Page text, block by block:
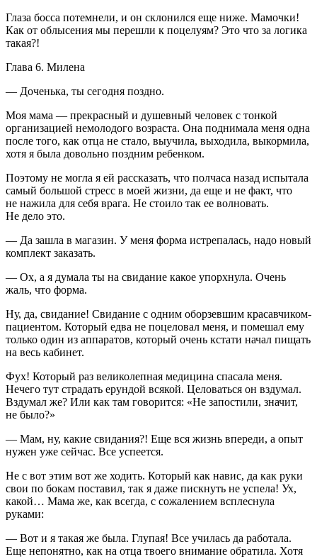
Глаза босса потемнели, и он склонился еще ниже. Мамочки!
Как от облысения мы перешли к поцелуям? Это что за логика
такая?!
Глава 6. Милена
— Доченька, ты сегодня поздно.
Моя мама — прекрасный и душевный человек с тонкой
организацией немолодого возраста. Она поднимала меня одна
после того, как отца не стало, выучила, выходила, выкормила,
хотя я была довольно поздним ребенком.
Поэтому не могла я ей рассказать, что полчаса назад испытала
самый большой стресс в моей жизни, да еще и не факт, что
не нажила для себя врага. Не стоило так ее волновать.
Не дело это.
— Да зашла в магазин. У меня форма истрепалась, надо новый
комплект заказать.
— Ох, а я думала ты на свидание какое упорхнула. Очень
жаль, что форма.
Ну, да, свидание! Свидание с одним оборзевшим красавчиком-
пациентом. Который едва не поцеловал меня, и помешал ему
только один из аппаратов, который очень кстати начал пищать
на весь кабинет.
Фух! Который раз великолепная медицина спасала меня.
Нечего тут страдать ерундой всякой. Целоваться он вздумал.
Вздумал же? Или как там говорится: «Не запостили, значит,
не было?»
— Мам, ну, какие свидания?! Еще вся жизнь впереди, а опыт
нужен уже сейчас. Все успеется.
Не с вот этим вот же ходить. Который как навис, да как руки
свои по бокам поставил, так я даже пискнуть не успела! Ух,
какой… Мама же, как всегда, с сожалением всплеснула
руками:
— Вот и я такая же была. Глупая! Все училась да работала.
Еще непонятно, как на отца твоего внимание обратила. Хотя